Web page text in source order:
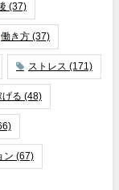
(37)
働き方 (37)
ストレス (171)
げる (48)
ン (67)